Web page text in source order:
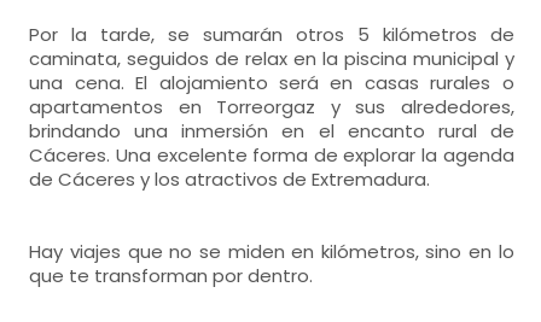
Por la tarde, se sumarán otros 5 kilómetros de
caminata, seguidos de relax en la piscina municipal y
una cena. El alojamiento será en casas rurales o
apartamentos en Torreorgaz y sus alrededores,
brindando una inmersión en el encanto rural de
Cáceres. Una excelente forma de explorar la agenda
de Cáceres y los atractivos de Extremadura.
Hay viajes que no se miden en kilómetros, sino en lo
que te transforman por dentro.